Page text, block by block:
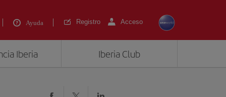
Ayuda Registro Acceso
Iberia Iberia Club